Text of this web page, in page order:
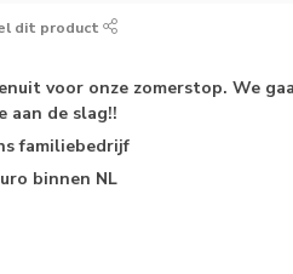
dit product
voor onze zomerstop. We
aan de slag!!
familiebedrijf
binnen NL